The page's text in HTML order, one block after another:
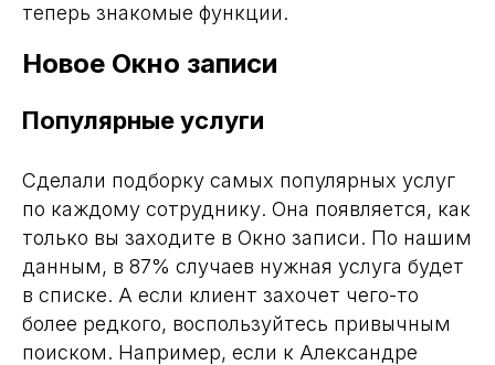
теперь знакомые функции.
Новое Окно записи
Популярные услуги
Сделали подборку самых популярных услуг
по каждому сотруднику. Она появляется, как
только вы заходите в Окно записи. По нашим
данным, в 87% случаев нужная услуга будет
в списке. А если клиент захочет чего-то
более редкого, воспользуйтесь привычным
поиском. Например, если к Александре